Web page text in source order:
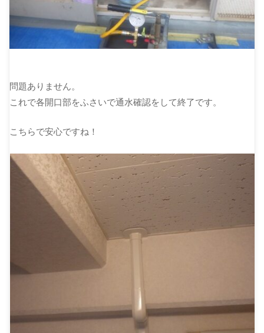
問題ありません。
これで各開口部をふさいで通水確認をして終了です。
こちらで安心ですね！